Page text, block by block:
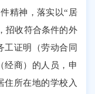
精神，落实以“ 居
招收符合条件的外
工证明（劳动合同
经商）的人员，申
住所在地的学校入